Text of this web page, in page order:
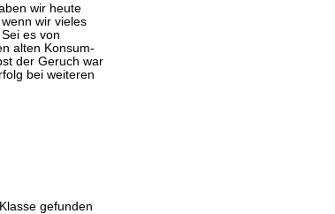
wir heute
wir vieles
es von
alten Konsum-
der Geruch war
bei weiteren
gefunden